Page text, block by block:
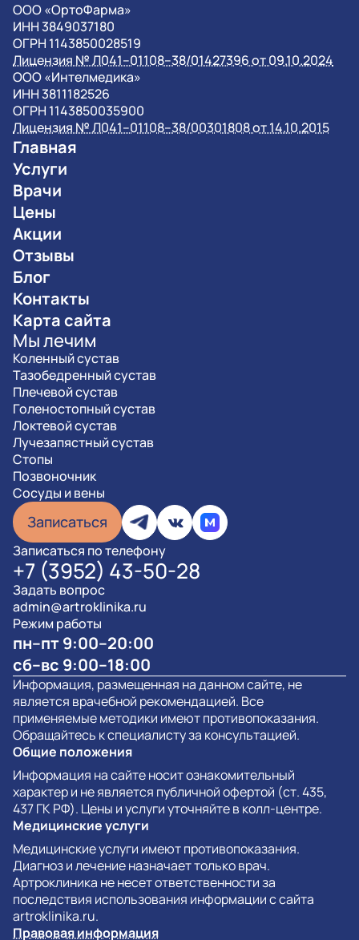
OOO «ОртоФарма»
ИНН 3849037180
ОГРН 1143850028519
Лицензия № Л041–01108–38/01427396 от 09.10.2024
OOO «Интелмедика»
ИНН 3811182526
ОГРН 1143850035900
Лицензия № Л041–01108–38/00301808 от 14.10.2015
Главная
Услуги
Врачи
Цены
Акции
Отзывы
Блог
Контакты
Карта сайта
Мы лечим
Коленный сустав
Тазобедренный сустав
Плечевой сустав
Голеностопный сустав
Локтевой сустав
Лучезапястный сустав
Стопы
Позвоночник
Сосуды и вены
Записаться
Записаться по телефону
+7 (3952) 43-50-28
Задать вопрос
admin@artroklinika.ru
Режим работы
пн–пт 9:00–20:00
сб–вс 9:00–18:00
Информация, размещенная на данном сайте, не
является врачебной рекомендацией. Все
применяемые методики имеют противопоказания.
Обращайтесь к специалисту за консультацией.
Общие положения
Информация на сайте носит ознакомительный
характер и не является публичной офертой (ст. 435,
437 ГК РФ). Цены и услуги уточняйте в колл-центре.
Медицинские услуги
Медицинские услуги имеют противопоказания.
Диагноз и лечение назначает только врач.
Артроклиника не несет ответственности за
последствия использования информации с сайта
artroklinika.ru.
Правовая информация